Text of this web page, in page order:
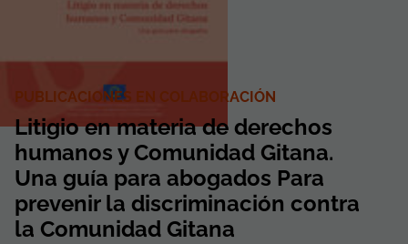
PUBLICACIONES EN COLABORACIÓN
Litigio en materia de derechos
humanos y Comunidad Gitana.
Una guía para abogados Para
prevenir la discriminación contra
la Comunidad Gitana